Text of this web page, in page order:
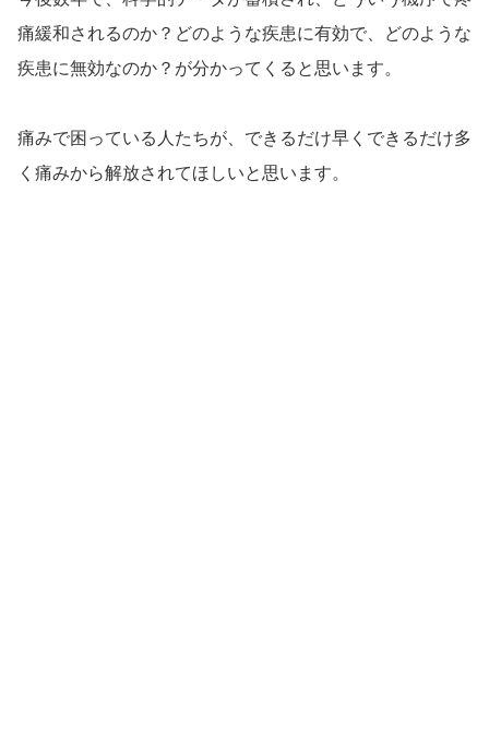
痛緩和されるのか？どのような疾患に有効で、どのような
疾患に無効なのか？が分かってくると思います。
痛みで困っている人たちが、できるだけ早くできるだけ多
く痛みから解放されてほしいと思います。